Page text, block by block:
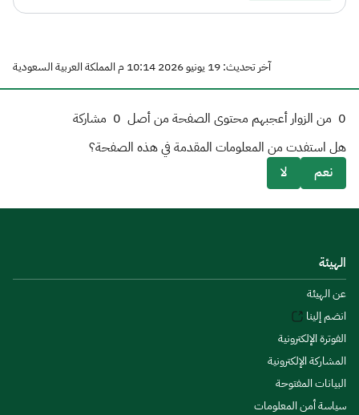
آخر تحديث: 19 يونيو 2026 10:14 م المملكة العربية السعودية
0 من الزوار أعجبهم محتوى الصفحة من أصل 0 مشاركة
هل استفدت من المعلومات المقدمة في هذه الصفحة؟
نعم
لا
الهيئة
عن الهيئة
انضم إلينا
الفوترة الإلكترونية
المشاركة الإلكترونية
البيانات المفتوحة
سياسة أمن المعلومات